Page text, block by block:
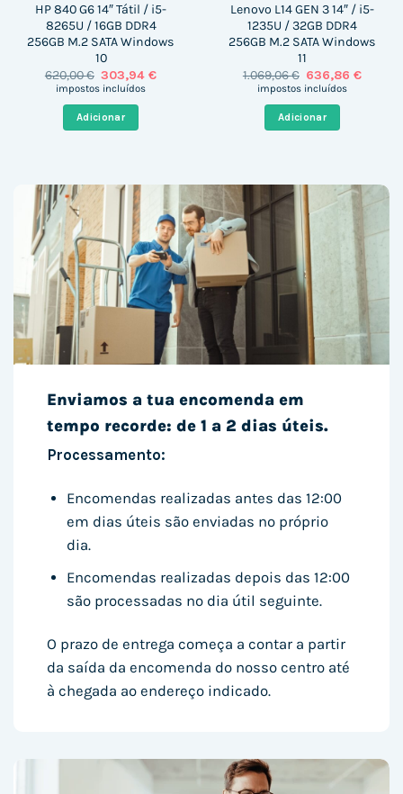
HP 840 G6 14″ Tátil / i5-
8265U / 16GB DDR4
256GB M.2 SATA Windows
10
620,00€ O
preço
era:
620,00 €.
303,94€O
impostos incluídos
Adicionar
Lenovo L14 GEN 3 14″ / i5-
1235U / 32GB DDR4
256GB M.2 SATA Windows
11
1.069,06€ O
preço
era:
1.069,06 €.
636,86€O
impostos incluídos
Adicionar
Enviamos a tua encomenda em
tempo recorde: de 1 a 2 dias úteis.
Processamento:
Encomendas realizadas antes das 12:00
em dias úteis são enviadas no próprio
dia.
Encomendas realizadas depois das 12:00
são processadas no dia útil seguinte.
O prazo de entrega começa a contar a partir
da saída da encomenda do nosso centro até
à chegada ao endereço indicado.